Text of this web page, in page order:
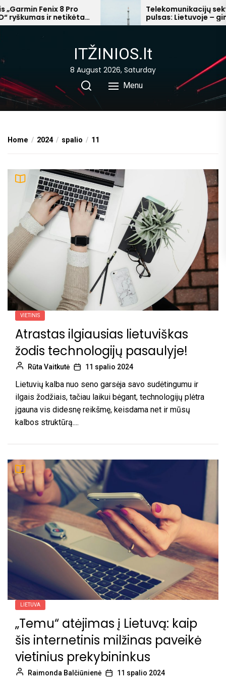
Skip
to
Fenix 8 Pro
ir netikėta
Telekomunikacijų
pulsas: Lietuvoje – ginčai
mokesčių, Afrikoje –
ITŽINIOS.lt
8 August 2026, Saturday
Menu
Home 2024 spalio 11
VIETINIS
Atrastas ilgiausias lietuviškas
žodis technologijų pasaulyje!
Rūta Vaitkutė 11 spalio 2024
Lietuvių kalba nuo seno garsėja savo sudėtingumu ir
ilgais žodžiais, tačiau laikui bėgant, technologijų plėtra
įgauna vis didesnę reikšmę, keisdama net ir mūsų
kalbos struktūrą....
LIETUVA
„Temu“ atėjimas į Lietuvą: kaip
šis internetinis milžinas paveikė
vietinius prekybininkus
Raimonda Balčiūnienė 11 spalio 2024